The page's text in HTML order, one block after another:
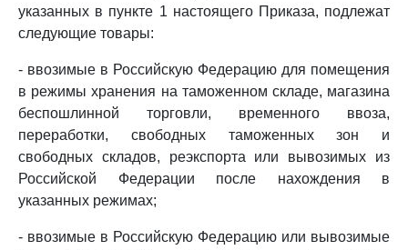
указанных в пункте 1 настоящего Приказа, подлежат
следующие товары:
- ввозимые в Российскую Федерацию для помещения
в режимы хранения на таможенном складе, магазина
беспошлинной торговли, временного ввоза,
переработки, свободных таможенных зон и
свободных складов, реэкспорта или вывозимых из
Российской Федерации после нахождения в
указанных режимах;
- ввозимые в Российскую Федерацию или вывозимые